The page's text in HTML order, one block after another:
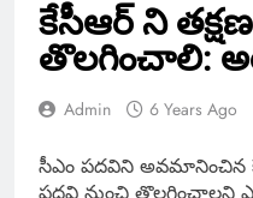
కేసీఆర్ ని
తొలగించాలి:
Admin 6 Years Ago
సీఎం పదవిని అవమానించిన
పదవి నుంచి తొలగించాలని